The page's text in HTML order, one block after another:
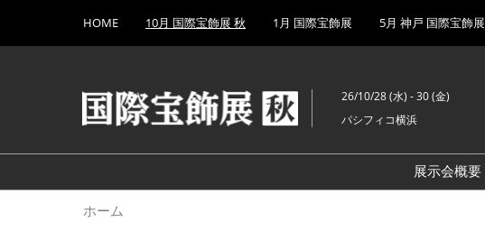
キ
し
て
to
HOME 10月 国際宝飾展 秋 1月 国際宝飾展 5月 神戸 国際宝飾展
26/10/28 (水) - 30 (金)
パシフィコ横浜
展示会概要
ホーム